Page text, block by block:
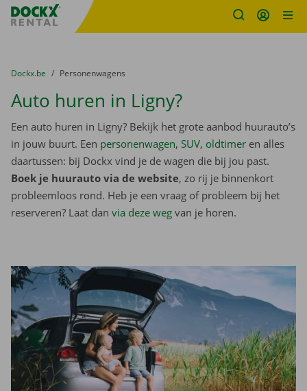
Fratello DEMO
U bevindt zich hier:
van
Dockx.be naar
Personenwagens
Auto huren in Ligny?
Een auto huren in Ligny? Bekijk het grote aanbod huurauto’s
in jouw buurt. Een personenwagen, SUV, oldtimer en alles
daartussen: bij Dockx vind je de wagen die bij jou past.
Boek je huurauto via de website, zo rij je binnenkort
probleemloos rond. Heb je een vraag of probleem bij het
reserveren? Laat dan via deze weg van je horen.